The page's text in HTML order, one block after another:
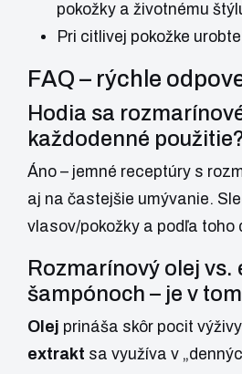
pokožky a životnému
Pri citlivej pokožke
FAQ – rýchle
Hodia sa
každodenné
Áno – jemné receptúry s
aj na častejšie umývanie.
vlasov/pokožky a podľa toho
Rozmarínový olej vs.
šampónoch – je v
Olej prináša skôr pocit
extrakt sa využíva v